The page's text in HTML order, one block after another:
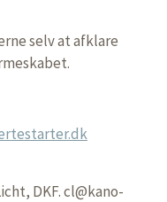
selv at afklare
DKF.cl@kano-